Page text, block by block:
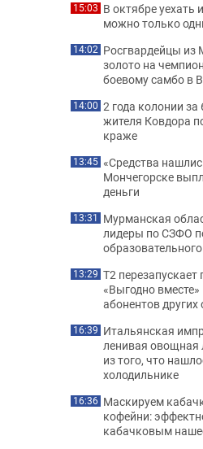
15:03 В октябре уехать
можно только
14:02 Росгвардейцы из
золото на
боевому самбо в
14:00 2 года колонии за
жителя Ковдора
краже
13:45 «Средства
Мончегорске
деньги
13:31 Мурманская
лидеры по СЗФО
13:29 Т2
«Выгодно
абонентов других
16:39 Итальянская
ленивая овощная
из того, что
холодильнике
16:36 Маскируем
кофейни:
кабачковым